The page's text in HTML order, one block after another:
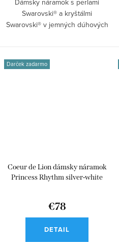
Dámsky náramok s perlami
Swarovski® a kryštálmi
Swarovski® v jemných dúhových
Darček zadarmo
Coeur de Lion dámsky náramok
Princess Rhythm silver-white
€78
DETAIL